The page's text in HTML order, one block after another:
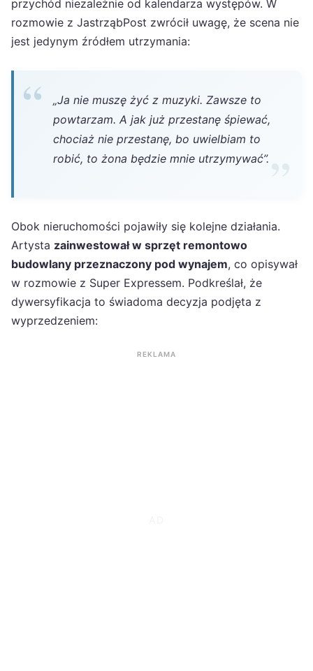
przychód niezależnie od kalendarza występów. W
rozmowie z JastrząbPost zwrócił uwagę, że scena nie
jest jedynym źródłem utrzymania:
„Ja nie muszę żyć z muzyki. Zawsze to
powtarzam. A jak już przestanę śpiewać,
chociaż nie przestanę, bo uwielbiam to
robić, to żona będzie mnie utrzymywać”.
Obok nieruchomości pojawiły się kolejne działania.
Artysta zainwestował w sprzęt remontowo
budowlany przeznaczony pod wynajem, co opisywał
w rozmowie z Super Expressem. Podkreślał, że
dywersyfikacja to świadoma decyzja podjęta z
wyprzedzeniem:
REKLAMA